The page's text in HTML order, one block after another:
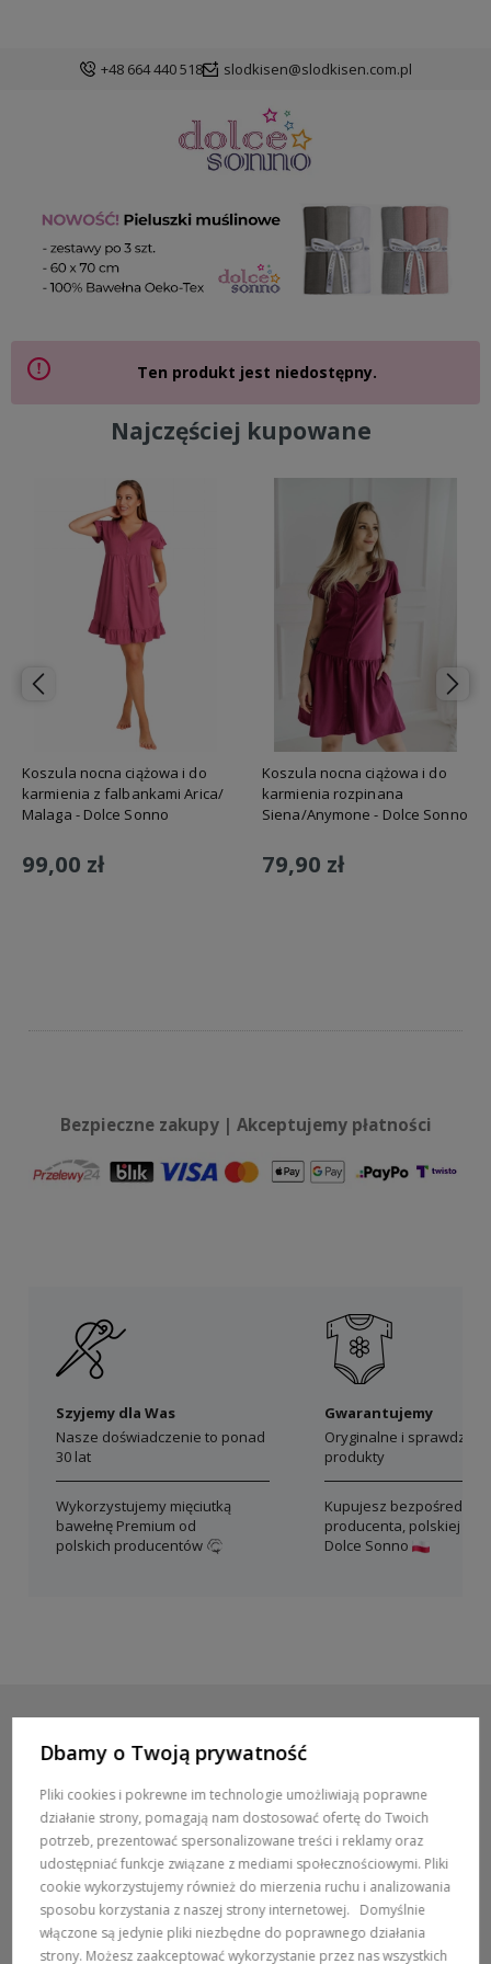
+48 664 440 518 slodkisen@slodkisen.com.pl
Ten produkt jest niedostępny.
Najczęściej kupowane
Koszula nocna ciążowa i do
karmienia z falbankami Arica/
Malaga - Dolce Sonno
99,00 zł
Koszula nocna ciążowa i do
karmienia rozpinana
Siena/Anymone - Dolce Sonno
79,90 zł
Bezpieczne zakupy | Akceptujemy płatności
Szyjemy dla Was
Nasze doświadczenie to ponad
30 lat
Wykorzystujemy mięciutką
bawełnę Premium od
polskich producentów
Gwarantujemy
Oryginalne i sprawdzone
produkty
Kupujesz bezpośrednio
producenta, polskiej
Dolce Sonno
MARKI
POPULARNE KATEGORIE
DOSTAWA:
Dbamy o Twoją prywatność
Pliki cookies i pokrewne im technologie umożliwiają poprawne
działanie strony, pomagają nam dostosować ofertę do Twoich
potrzeb, prezentować spersonalizowane treści i reklamy oraz
udostępniać funkcje związane z mediami społecznościowymi. Pliki
cookie wykorzystujemy również do mierzenia ruchu i analizowania
sposobu korzystania z naszej strony internetowej. Domyślnie
włączone są jedynie pliki niezbędne do poprawnego działania
strony. Możesz zaakceptować wykorzystanie przez nas wszystkich